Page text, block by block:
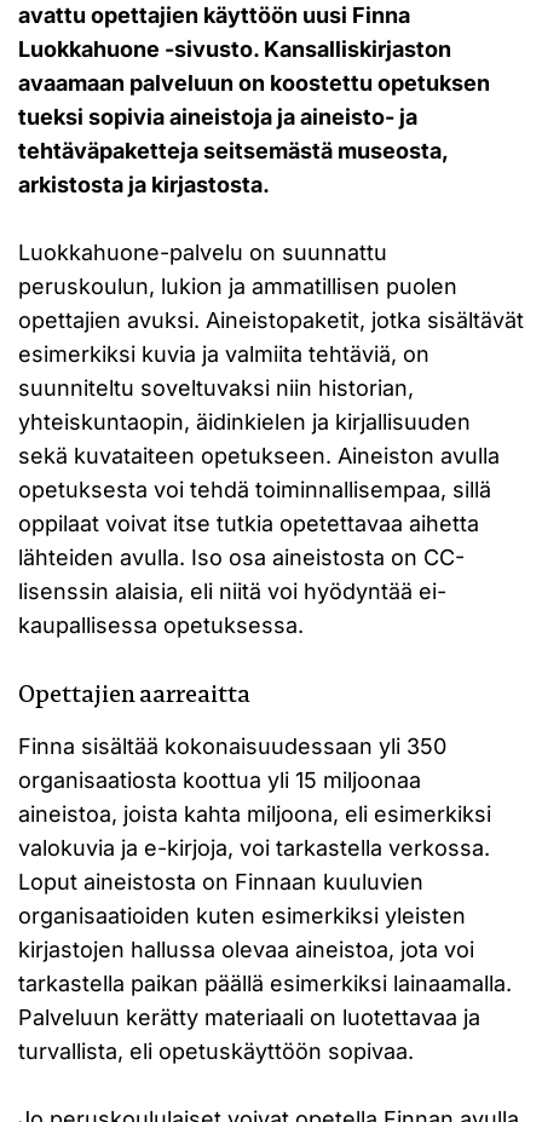
avattu opettajien käyttöön uusi Finna
Luokkahuone -sivusto. Kansalliskirjaston
avaamaan palveluun on koostettu opetuksen
tueksi sopivia aineistoja ja aineisto- ja
tehtäväpaketteja seitsemästä museosta,
arkistosta ja kirjastosta.
Luokkahuone-palvelu on suunnattu
peruskoulun, lukion ja ammatillisen puolen
opettajien avuksi. Aineistopaketit, jotka sisältävät
esimerkiksi kuvia ja valmiita tehtäviä, on
suunniteltu soveltuvaksi niin historian,
yhteiskuntaopin, äidinkielen ja kirjallisuuden
sekä kuvataiteen opetukseen. Aineiston avulla
opetuksesta voi tehdä toiminnallisempaa, sillä
oppilaat voivat itse tutkia opetettavaa aihetta
lähteiden avulla. Iso osa aineistosta on CC-
lisenssin alaisia, eli niitä voi hyödyntää ei-
kaupallisessa opetuksessa.
Opettajien aarreaitta
Finna sisältää kokonaisuudessaan yli 350
organisaatiosta koottua yli 15 miljoonaa
aineistoa, joista kahta miljoona, eli esimerkiksi
valokuvia ja e-kirjoja, voi tarkastella verkossa.
Loput aineistosta on Finnaan kuuluvien
organisaatioiden kuten esimerkiksi yleisten
kirjastojen hallussa olevaa aineistoa, jota voi
tarkastella paikan päällä esimerkiksi lainaamalla.
Palveluun kerätty materiaali on luotettavaa ja
turvallista, eli opetuskäyttöön sopivaa.